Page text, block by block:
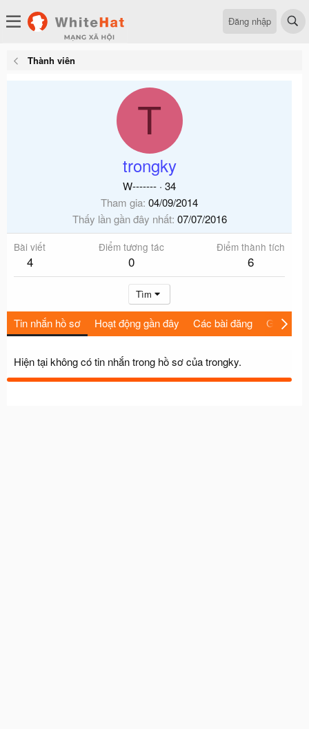
Đăng nhập
Thành viên
T
trongky
W------- · 34
Tham gia 04/09/2014
Thấy lần gần đây nhất 07/07/2016
Bài viết
4
Điểm tương tác
0
Điểm thành tích
6
Tìm
Tin nhắn hồ sơ Hoạt động gần đây Các bài đăng Giới thiệu
Hiện tại không có tin nhắn trong hồ sơ của trongky.